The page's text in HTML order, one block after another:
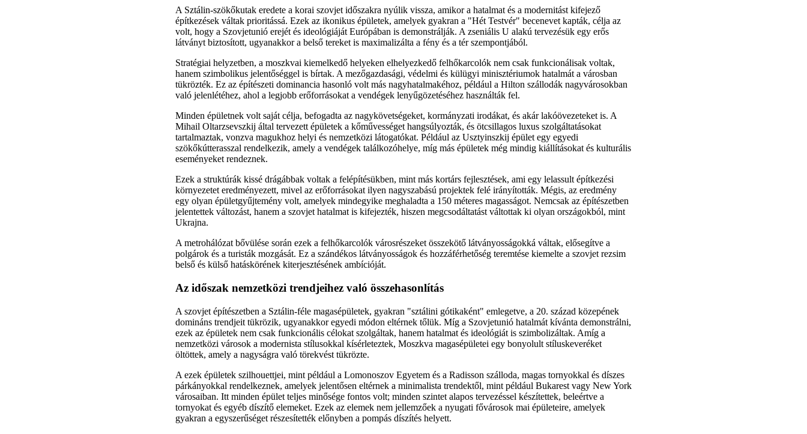
A Sztálin-szökőkutak eredete a korai szovjet időszakra nyúlik vissza, amikor a hatalmat és a modernitást kifejező
építkezések váltak prioritássá. Ezek az ikonikus épületek, amelyek gyakran a "Hét Testvér" becenevet kapták, célja az
volt, hogy a Szovjetunió erejét és ideológiáját Európában is demonstrálják. A zseniális U alakú tervezésük egy erős
látványt biztosított, ugyanakkor a belső tereket is maximalizálta a fény és a tér szempontjából.
Stratégiai helyzetben, a moszkvai kiemelkedő helyeken elhelyezkedő felhőkarcolók nem csak funkcionálisak voltak,
hanem szimbolikus jelentőséggel is bírtak. A mezőgazdasági, védelmi és külügyi minisztériumok hatalmát a városban
tükrözték. Ez az építészeti dominancia hasonló volt más nagyhatalmakéhoz, például a Hilton szállodák nagyvárosokban
való jelenlétéhez, ahol a legjobb erőforrásokat a vendégek lenyűgözetéséhez használták fel.
Minden épületnek volt saját célja, befogadta az nagykövetségeket, kormányzati irodákat, és akár lakóövezeteket is. A
Mihail Oltarzsevszkij által tervezett épületek a kőművességet hangsúlyozták, és ötcsillagos luxus szolgáltatásokat
tartalmaztak, vonzva magukhoz helyi és nemzetközi látogatókat. Például az Usztyinszkij épület egy egyedi
szökőkútterasszal rendelkezik, amely a vendégek találkozóhelye, míg más épületek még mindig kiállításokat és kulturális
eseményeket rendeznek.
Ezek a struktúrák kissé drágábbak voltak a felépítésükben, mint más kortárs fejlesztések, ami egy lelassult építkezési
környezetet eredményezett, mivel az erőforrásokat ilyen nagyszabású projektek felé irányították. Mégis, az eredmény
egy olyan épületgyűjtemény volt, amelyek mindegyike meghaladta a 150 méteres magasságot. Nemcsak az építészetben
jelentettek változást, hanem a szovjet hatalmat is kifejezték, hiszen megcsodáltatást váltottak ki olyan országokból, mint
Ukrajna.
A metrohálózat bővülése során ezek a felhőkarcolók városrészeket összekötő látványosságokká váltak, elősegítve a
polgárok és a turisták mozgását. Ez a szándékos látványosságok és hozzáférhetőség teremtése kiemelte a szovjet rezsim
belső és külső hatáskörének kiterjesztésének ambícióját.
Az időszak nemzetközi trendjeihez való összehasonlítás
A szovjet építészetben a Sztálin-féle magasépületek, gyakran "sztálini gótikaként" emlegetve, a 20. század közepének
domináns trendjeit tükrözik, ugyanakkor egyedi módon eltérnek tőlük. Míg a Szovjetunió hatalmát kívánta demonstrálni,
ezek az épületek nem csak funkcionális célokat szolgáltak, hanem hatalmat és ideológiát is szimbolizáltak. Amíg a
nemzetközi városok a modernista stílusokkal kísérleteztek, Moszkva magasépületei egy bonyolult stíluskeveréket
öltöttek, amely a nagyságra való törekvést tükrözte.
A ezek épületek szilhouettjei, mint például a Lomonoszov Egyetem és a Radisson szálloda, magas tornyokkal és díszes
párkányokkal rendelkeznek, amelyek jelentősen eltérnek a minimalista trendektől, mint például Bukarest vagy New York
városaiban. Itt minden épület teljes minősége fontos volt; minden szintet alapos tervezéssel készítettek, beleértve a
tornyokat és egyéb díszítő elemeket. Ezek az elemek nem jellemzőek a nyugati fővárosok mai épületeire, amelyek
gyakran a egyszerűséget részesítették előnyben a pompás díszítés helyett.